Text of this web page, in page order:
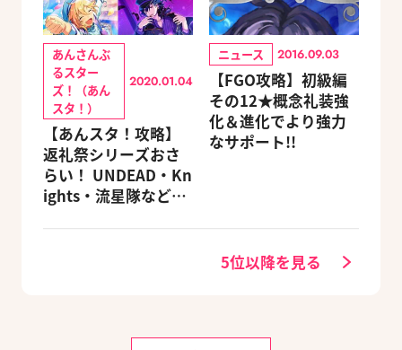
あんさんぶ
るスター
ズ！（あん
スタ！）
2020.01.04
【あんスタ！攻略】
返礼祭シリーズおさ
らい！ UNDEAD・Kn
ights・流星隊など、
ニュース 2016.09.03
【FGO攻略】初級編
その12★概念礼装強
化＆進化でより強力
なサポート!!
5位以降を見る